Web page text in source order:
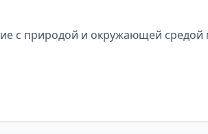
с природой и окружающей